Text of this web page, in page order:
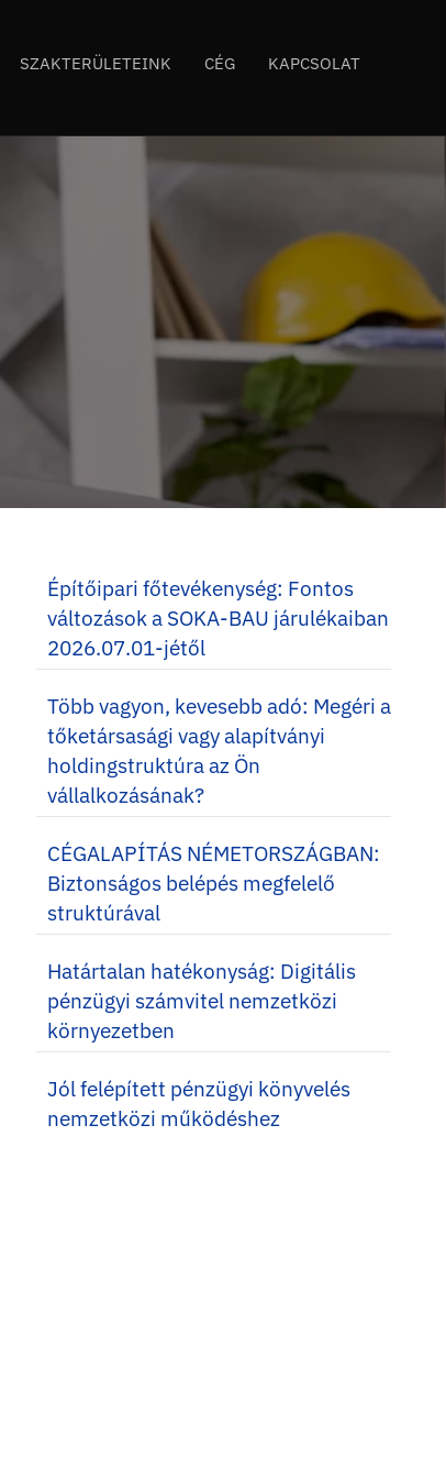
SZAKTERÜLETEINK CÉG KAPCSOLAT
Építőipari főtevékenység: Fontos
változások a SOKA-BAU járulékaiban
2026.07.01-jétől
Több vagyon, kevesebb adó: Megéri a
tőketársasági vagy alapítványi
holdingstruktúra az Ön
vállalkozásának?
CÉGALAPÍTÁS NÉMETORSZÁGBAN:
Biztonságos belépés megfelelő
struktúrával
Határtalan hatékonyság: Digitális
pénzügyi számvitel nemzetközi
környezetben
Jól felépített pénzügyi könyvelés
nemzetközi működéshez